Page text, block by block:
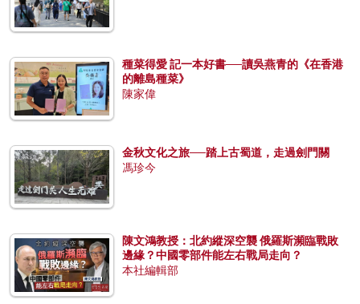
種菜得愛 記一本好書──讀吳燕青的《在香港
的離島種菜》
陳家偉
金秋文化之旅──踏上古蜀道，走過劍門關
馮珍今
陳文鴻教授：北約縱深空襲 俄羅斯瀕臨戰敗
邊緣？中國零部件能左右戰局走向？
本社編輯部